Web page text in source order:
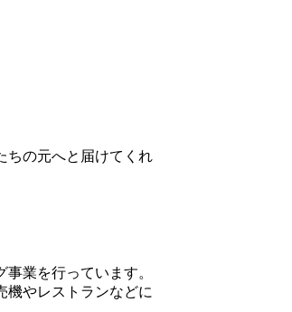
ちの元へと届けてくれ
業を行っています。
機やレストランなどに